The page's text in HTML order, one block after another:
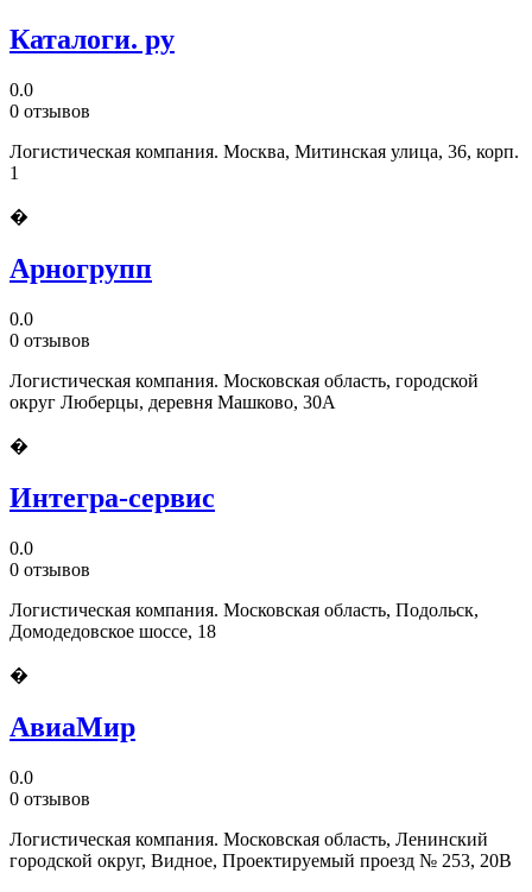
Каталоги. ру
0.0
0 отзывов
Логистическая компания. Москва, Митинская улица, 36, корп.
1
�
Арногрупп
0.0
0 отзывов
Логистическая компания. Московская область, городской
округ Люберцы, деревня Машково, 30А
�
Интегра-сервис
0.0
0 отзывов
Логистическая компания. Московская область, Подольск,
Домодедовское шоссе, 18
�
АвиаМир
0.0
0 отзывов
Логистическая компания. Московская область, Ленинский
городской округ, Видное, Проектируемый проезд № 253, 20В